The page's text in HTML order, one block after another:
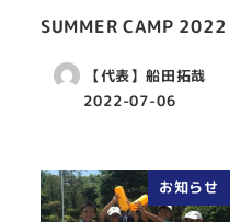
SUMMER CAMP 2022
【代表】船田拓哉
2022-07-06
お知らせ